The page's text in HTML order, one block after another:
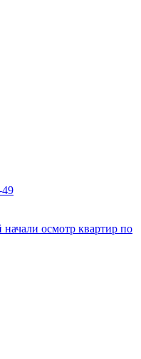
49
осмотр квартир по